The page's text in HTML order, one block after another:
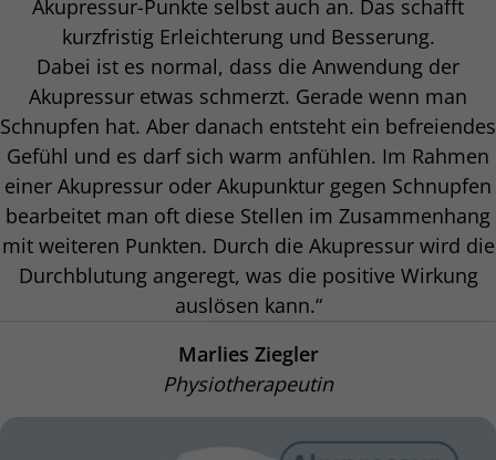
Akupressur-Punkte selbst auch an. Das schafft
kurzfristig Erleichterung und Besserung.
Dabei ist es normal, dass die Anwendung der
Akupressur etwas schmerzt. Gerade wenn man
Schnupfen hat. Aber danach entsteht ein befreiendes
Gefühl und es darf sich warm anfühlen. Im Rahmen
einer Akupressur oder Akupunktur gegen Schnupfen
bearbeitet man oft diese Stellen im Zusammenhang
mit weiteren Punkten. Durch die Akupressur wird die
Durchblutung angeregt, was die positive Wirkung
auslösen kann.“
Marlies Ziegler
Physiotherapeutin